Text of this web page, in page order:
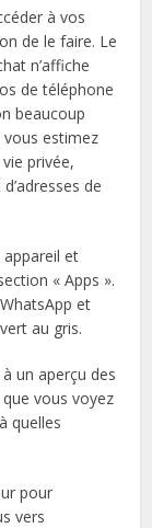
à vos
de le faire. Le
n’affiche
de téléphone
beaucoup
vous estimez
privée,
de
et
« Apps ».
et
au gris.
un aperçu des
vous voyez
quelles
pour
vers